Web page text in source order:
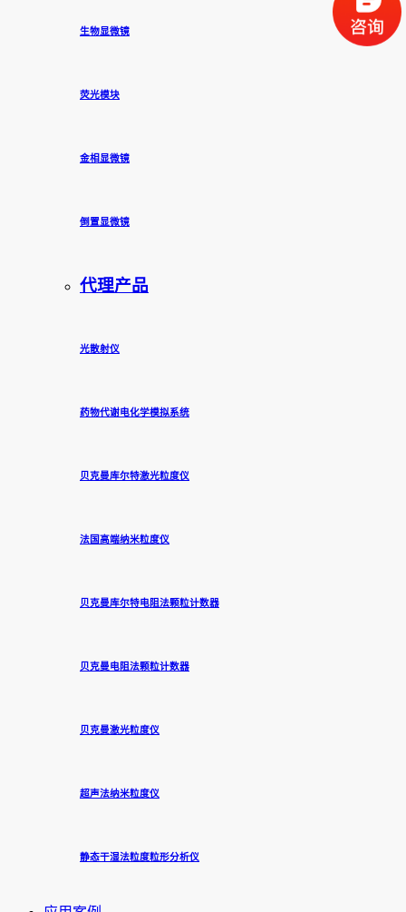
生物显微镜
荧光模块
金相显微镜
倒置显微镜
代理产品
光散射仪
药物代谢电化学模拟系统
贝克曼库尔特激光粒度仪
法国高端纳米粒度仪
贝克曼库尔特电阻法颗粒计数器
贝克曼电阻法颗粒计数器
贝克曼激光粒度仪
超声法纳米粒度仪
静态干湿法粒度粒形分析仪